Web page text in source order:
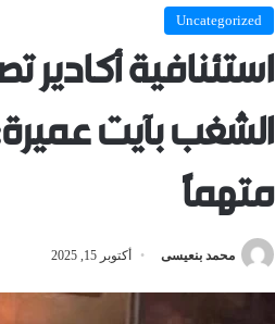
Uncategorized
استئنافية
متهمًا
محمد بنعيسى أكتوبر 15, 2025